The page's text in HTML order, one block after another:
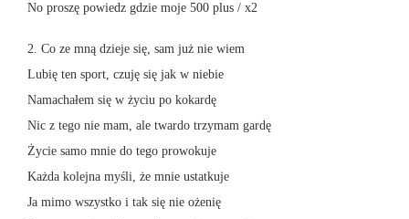
No proszę powiedz gdzie moje 500 plus / x2
2. Co ze mną dzieje się, sam już nie wiem
Lubię ten sport, czuję się jak w niebie
Namachałem się w życiu po kokardę
Nic z tego nie mam, ale twardo trzymam gardę
Życie samo mnie do tego prowokuje
Każda kolejna myśli, że mnie ustatkuje
Ja mimo wszystko i tak się nie ożenię